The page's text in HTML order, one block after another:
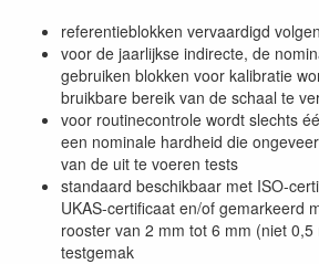
referentieblokken vervaardigd
voor de jaarlijkse indirecte, de
gebruiken blokken voor kalibratie
bruikbare bereik van de schaal te
voor routinecontrole wordt slechts
een nominale hardheid die
van de uit te voeren tests
standaard beschikbaar met ISO-
UKAS-certificaat en/of gemarkeerd
rooster van 2 mm tot 6 mm (niet
testgemak